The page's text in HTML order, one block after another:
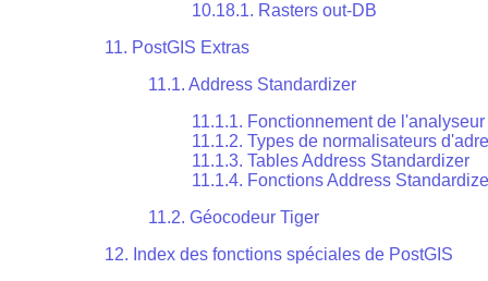
10.18.1. Rasters out-DB
11. PostGIS Extras
11.1. Address Standardizer
11.1.1. Fonctionnement de l'analyseur
11.1.2. Types de normalisateurs
11.1.3. Tables Address Standardizer
11.1.4. Fonctions Address
11.2. Géocodeur Tiger
12. Index des fonctions spéciales de PostGIS